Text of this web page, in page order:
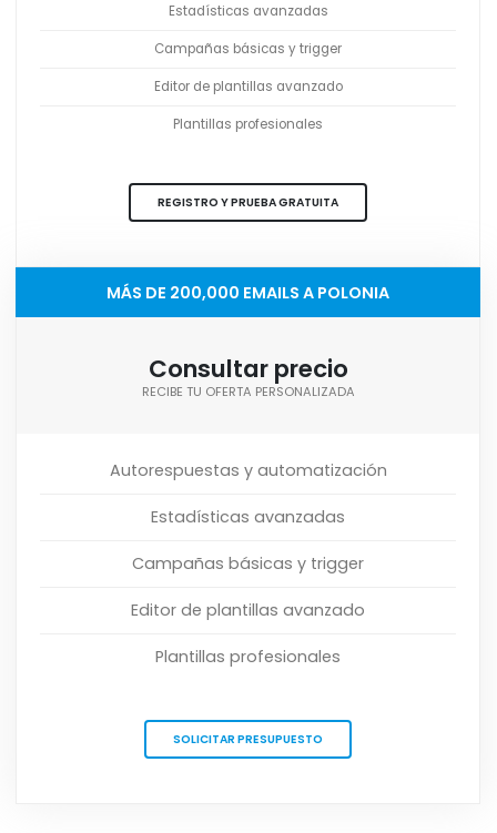
Estadísticas avanzadas
Campañas básicas y trigger
Editor de plantillas avanzado
Plantillas profesionales
REGISTRO Y PRUEBA GRATUITA
MÁS DE 200,000 EMAILS A POLONIA
Consultar precio
RECIBE TU OFERTA PERSONALIZADA
Autorespuestas y automatización
Estadísticas avanzadas
Campañas básicas y trigger
Editor de plantillas avanzado
Plantillas profesionales
SOLICITAR PRESUPUESTO